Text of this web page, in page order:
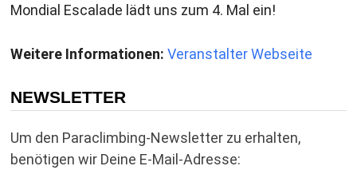
Mondial Escalade lädt uns zum 4. Mal ein!
Weitere Informationen: Veranstalter Webseite
NEWSLETTER
Um den Paraclimbing-Newsletter zu erhalten,
benötigen wir Deine E-Mail-Adresse: